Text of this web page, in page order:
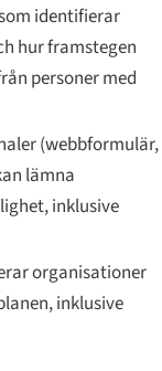
identifierar
hur framstegen
personer med
(webbformulär,
lämna
inklusive
organisationer
inklusive